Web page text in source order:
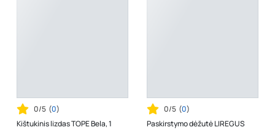
0/5 (0)
Kištukinis lizdas TOPE Bela, 1
0/5 (0)
Paskirstymo dėžutė LIREGUS